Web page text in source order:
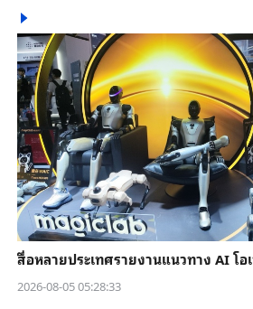
สื่อหลายประเทศรายงานแนวทาง AI โ
2026-08-05 05:28:33